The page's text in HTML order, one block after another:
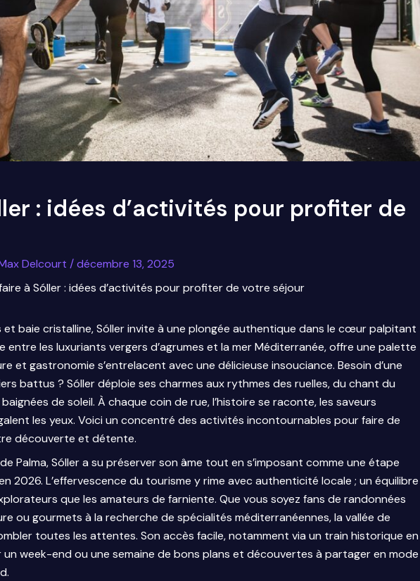
: idées d’activités pour profiter de
Delcourt /décembre 13, 2025
à Sóller : idées d’activités pour profiter de votre séjour
baie cristalline, Sóller invite à une plongée authentique dans le cœur palpitant
entre les luxuriants vergers d’agrumes et la mer Méditerranée, offre une palette
et gastronomie s’entrelacent avec une délicieuse insouciance. Besoin d’une
battus ? Sóller déploie ses charmes aux rythmes des ruelles, du chant du
de soleil. À chaque coin de rue, l’histoire se raconte, les saveurs
les yeux. Voici un concentré des activités incontournables pour faire de
découverte et détente.
Palma, Sóller a su préserver son âme tout en s’imposant comme une étape
2026. L’effervescence du tourisme y rime avec authenticité locale ; un équilibre
que les amateurs de farniente. Que vous soyez fans de randonnées
ou gourmets à la recherche de spécialités méditerranéennes, la vallée de
toutes les attentes. Son accès facile, notamment via un train historique en
week-end ou une semaine de bons plans et découvertes à partager en mode